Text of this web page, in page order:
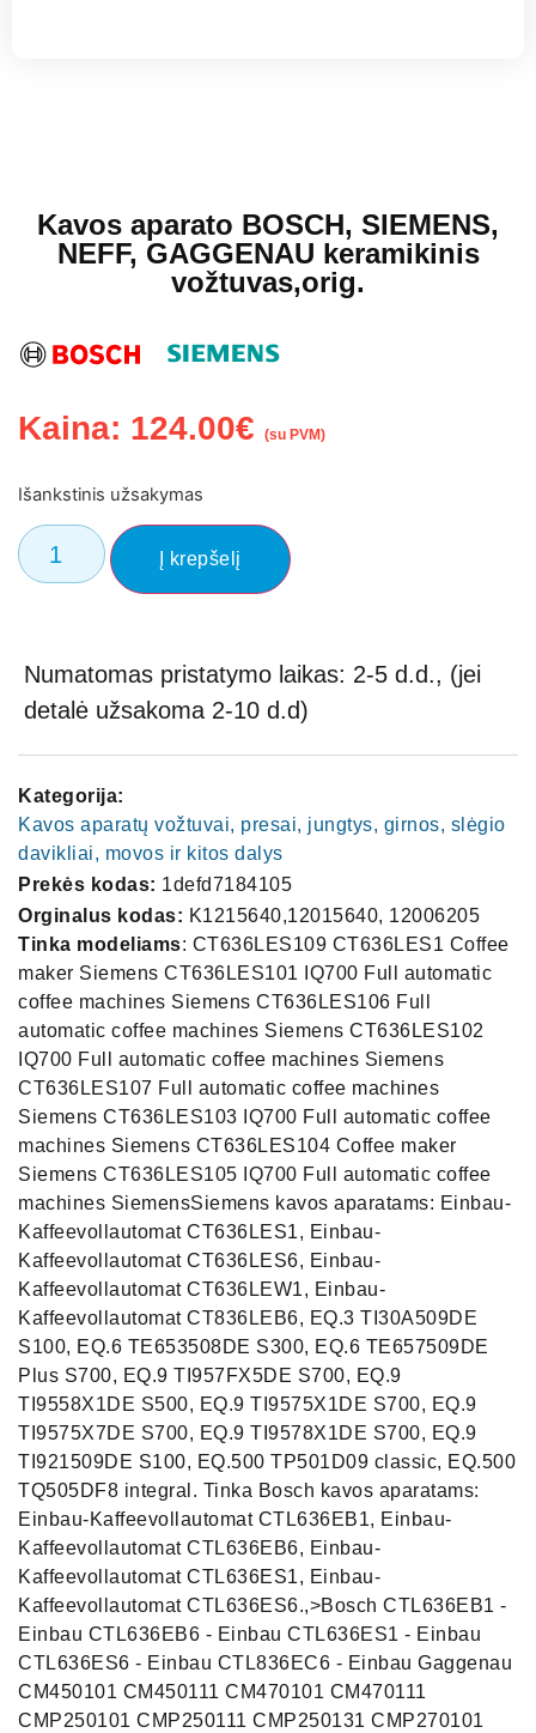
Kavos aparato BOSCH, SIEMENS,
NEFF, GAGGENAU keramikinis
vožtuvas,orig.
Kaina: 124.00€ (su PVM)
Išankstinis užsakymas
Į krepšelį
Numatomas pristatymo laikas: 2-5 d.d., (jei
detalė užsakoma 2-10 d.d)
Kategorija:
Kavos aparatų vožtuvai, presai, jungtys, girnos, slėgio
davikliai, movos ir kitos dalys
Prekės kodas: 1defd7184105
Orginalus kodas: K1215640,12015640, 12006205
Tinka modeliams: CT636LES109 CT636LES1 Coffee
maker Siemens CT636LES101 IQ700 Full automatic
coffee machines Siemens CT636LES106 Full
automatic coffee machines Siemens CT636LES102
IQ700 Full automatic coffee machines Siemens
CT636LES107 Full automatic coffee machines
Siemens CT636LES103 IQ700 Full automatic coffee
machines Siemens CT636LES104 Coffee maker
Siemens CT636LES105 IQ700 Full automatic coffee
machines SiemensSiemens kavos aparatams: Einbau-
Kaffeevollautomat CT636LES1, Einbau-
Kaffeevollautomat CT636LES6, Einbau-
Kaffeevollautomat CT636LEW1, Einbau-
Kaffeevollautomat CT836LEB6, EQ.3 TI30A509DE
S100, EQ.6 TE653508DE S300, EQ.6 TE657509DE
Plus S700, EQ.9 TI957FX5DE S700, EQ.9
TI9558X1DE S500, EQ.9 TI9575X1DE S700, EQ.9
TI9575X7DE S700, EQ.9 TI9578X1DE S700, EQ.9
TI921509DE S100, EQ.500 TP501D09 classic, EQ.500
TQ505DF8 integral. Tinka Bosch kavos aparatams:
Einbau-Kaffeevollautomat CTL636EB1, Einbau-
Kaffeevollautomat CTL636EB6, Einbau-
Kaffeevollautomat CTL636ES1, Einbau-
Kaffeevollautomat CTL636ES6.,>Bosch CTL636EB1 -
Einbau CTL636EB6 - Einbau CTL636ES1 - Einbau
CTL636ES6 - Einbau CTL836EC6 - Einbau Gaggenau
CM450101 CM450111 CM470101 CM470111
CMP250101 CMP250111 CMP250131 CMP270101